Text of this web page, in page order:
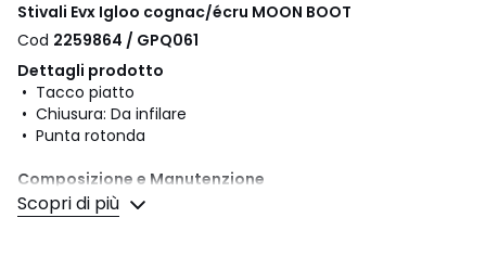
Stivali Evx Igloo cognac/écru MOON BOOT
Cod 2259864 / GPQ061
Dettagli prodotto
• Tacco piatto
• Chiusura: Da infilare
• Punta rotonda
Composizione e Manutenzione
• Tomaia: 54% pelle, 46% altri materiali
• Fodera: 100% altri materiali
Scopri di più